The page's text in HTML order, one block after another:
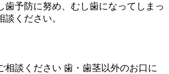
歯予防に努め、むし歯になってしまっ
ください。
相談ください